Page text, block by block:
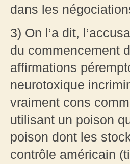
dans les
3) On l’a dit,
du commencement
affirmations
neurotoxique
vraiment cons
utilisant un poison
poison dont les
contrôle américain